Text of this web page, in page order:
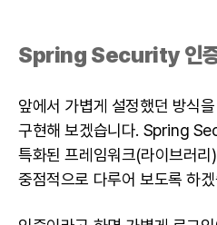
Spring Security 인증,
앞에서 가볍게 설정했던 방식
구현해 보겠습니다. Spring
특화된 프레임워크(라이브러리
중점적으로 다루어 보도록 하